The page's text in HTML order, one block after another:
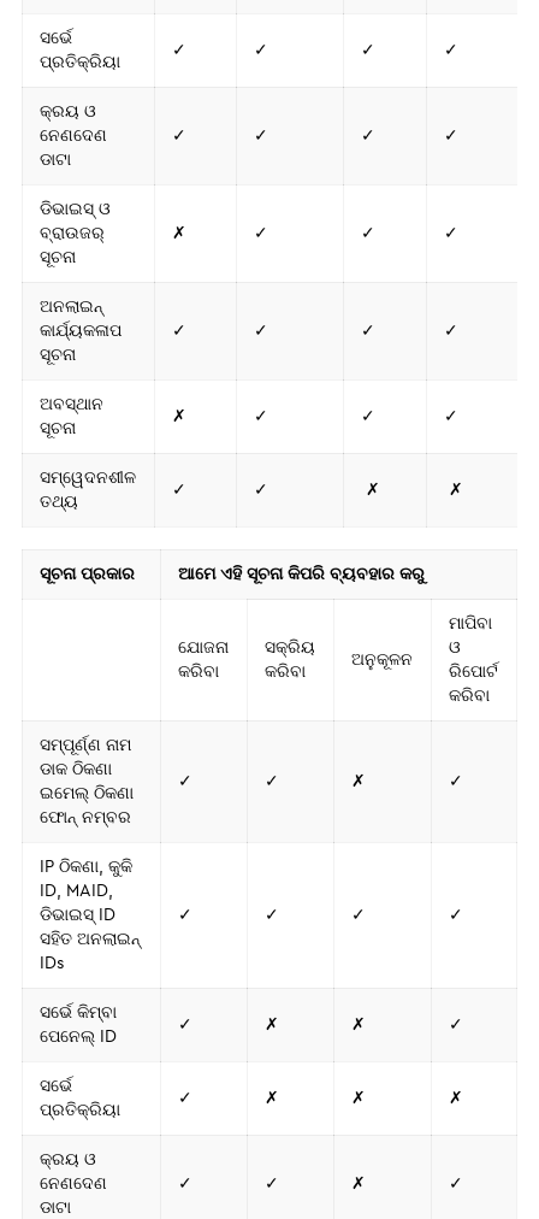
ସର୍ଭେ
ପ୍ରତିକ୍ରିୟା
✓ ✓ ✓ ✓
କ୍ରୟ ଓ
ନେଣଦେଣ
ଡାଟା
✓ ✓ ✓ ✓
ଡିଭାଇସ୍ ଓ
ବ୍ରାଉଜର୍
ସୂଚନା
✗ ✓ ✓ ✓
ଅନଲାଇନ୍
କାର୍ଯ୍ୟକଳାପ
ସୂଚନା
✓ ✓ ✓ ✓
ଅବସ୍ଥାନ
ସୂଚନା
✗ ✓ ✓ ✓
ସମ୍ୱେଦନଶୀଳ
ତଥ୍ୟ
✓ ✓ ✗ ✗
ସୂଚନା ପ୍ରକାର ଆମେ ଏହି ସୂଚନା କିପରି ବ୍ୟବହାର କରୁ
ଯୋଜନା
କରିବା
ସକ୍ରିୟ
କରିବା
ଅନୁକୂଳନ
ମାପିବା
ଓ
ରିପୋର୍ଟ
କରିବା
ସମ୍ପୂର୍ଣ୍ଣ ନାମ
ଡାକ ଠିକଣା
ଇମେଲ୍ ଠିକଣା
ଫୋନ୍ ନମ୍ବର
✓ ✓ ✗ ✓
IP ଠିକଣା, କୁକି
ID, MAID,
ଡିଭାଇସ୍ ID
ସହିତ ଅନଲାଇନ୍
IDs
✓ ✓ ✓ ✓
ସର୍ଭେ କିମ୍ବା
ପେନେଲ୍ ID
✓ ✗ ✗ ✓
ସର୍ଭେ
ପ୍ରତିକ୍ରିୟା
✓ ✗ ✗ ✗
କ୍ରୟ ଓ
ନେଣଦେଣ
ଡାଟା
✓ ✓ ✗ ✓